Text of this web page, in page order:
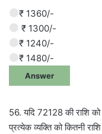
₹ 1360/-
₹ 1300/-
₹ 1240/-
₹ 1480/-
Answer
56. यदि 72128 की राशि को
प्रत्येक व्यक्ति को कितनी